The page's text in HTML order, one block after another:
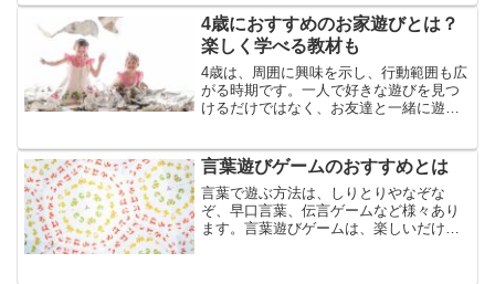
服できることもあります。今回は、子ど
もと外食する効果や身につ...
4歳におすすめのお家遊びとは？
楽しく学べる教材も
4歳は、周囲に興味を示し、行動範囲も広
がる時期です。一人で好きな遊びを見つ
けるだけではなく、お友達と一緒に遊ぶ
また、４歳は、手先が器用になる時期で
もありますから、ご家庭...
言葉遊びゲームのおすすめとは
言葉で遊ぶ方法は、しりとりやなぞな
ぞ、早口言葉、伝言ゲームなど様々あり
ます。言葉遊びゲームは、楽しいだけで